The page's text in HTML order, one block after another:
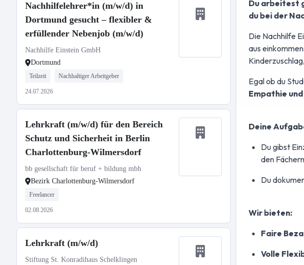
Nachhilfelehrer*in (m/w/d) in
Dortmund gesucht – flexibler &
erfüllender Nebenjob (m/w/d)
Nachhilfe Einstein GmbH
Dortmund
Teilzeit Nachhaltiger Arbeitgeber
24.07.2026
Lehrkraft (m/w/d) für den Bereich
Schutz und Sicherheit in Berlin
Charlottenburg-Wilmersdorf
bb gesellschaft für beruf + bildung mbh
Bezirk Charlottenburg-Wilmersdorf
Freelancer
02.08.2026
Lehrkraft (m/w/d)
Stiftung St. Konradihaus Schelklingen